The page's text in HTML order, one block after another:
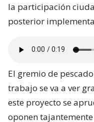
la participación
posterior
El gremio de
trabajo se va a ver
este proyecto se
oponen